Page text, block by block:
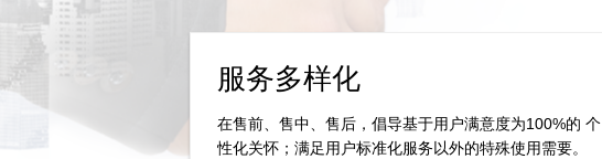
在售前、售中、售后，倡导基于用户满意度为100%的 个
性化关怀；满足用户标准化服务以外的特殊使用需要。
服务多样化